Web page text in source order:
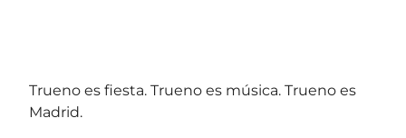
Trueno es fiesta. Trueno es música. Trueno es
Madrid.